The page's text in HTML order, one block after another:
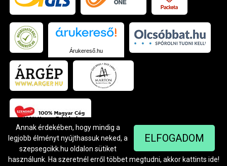
Árukereső.hu
© Szendrei Kft - 1042 Budapest, Árpád út 94.
Készítette:Netgo.hu Kft.
ELFOGADOM
Annak érdekében, hogy mindig a
legjobb élményt nyújthassuk neked, a
szepsegcikk.hu oldalon sütiket
használunk. Ha szeretnél erről többet megtudni, akkor kattints ide!